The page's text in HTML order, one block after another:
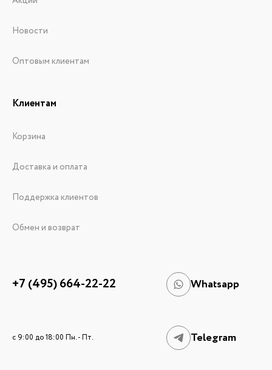
Новости
Оптовым клиентам
Клиентам
Корзина
Доставка и оплата
Поддержка клиентов
Обмен и возврат
+7 (495) 664-22-22 Whatsapp
c 9:00 до 18:00 Пн. - Пт. Telegram